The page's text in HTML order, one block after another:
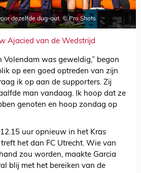
dezelfde dug-out. © Pro Shots
Ajacied van de Wedstrijd
Volendam was geweldig,” begon
op een goed optreden van zijn
ik op aan de supporters. Zij
man vandaag. Ik hoop dat ze
genoten en hoop zondag op
uur opnieuw in het Kras
het dan FC Utrecht. Wie van
zou worden, maakte Garcia
blij met het bereiken van de